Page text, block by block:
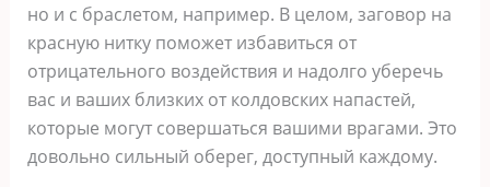
но и с браслетом, например. В целом, заговор на
красную нитку поможет избавиться от
отрицательного воздействия и надолго уберечь
вас и ваших близких от колдовских напастей,
которые могут совершаться вашими врагами. Это
довольно сильный оберег, доступный каждому.